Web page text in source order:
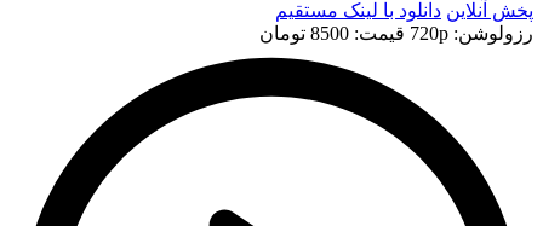
پخش آنلاین دانلود با لينک مستقيم
رزولوشن: 720p
قيمت: 8500 تومان